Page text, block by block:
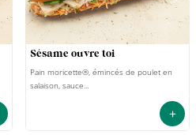
sésame ouvre toi
Pain moricette®, émincés de poulet en
salaison, sauce...
+